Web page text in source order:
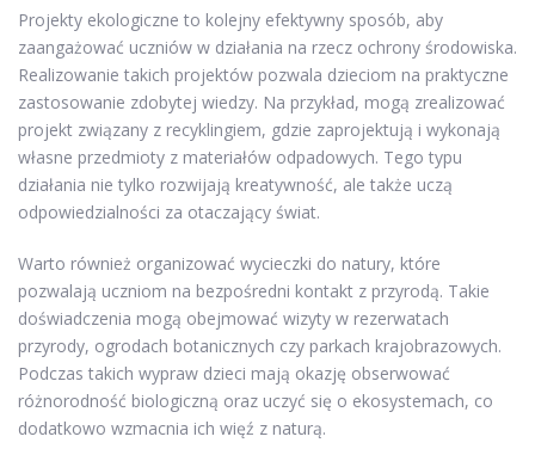
Projekty ekologiczne to kolejny efektywny sposób, aby
zaangażować uczniów w działania na rzecz ochrony środowiska.
Realizowanie takich projektów pozwala dzieciom na praktyczne
zastosowanie zdobytej wiedzy. Na przykład, mogą zrealizować
projekt związany z recyklingiem, gdzie zaprojektują i wykonają
własne przedmioty z materiałów odpadowych. Tego typu
działania nie tylko rozwijają kreatywność, ale także uczą
odpowiedzialności za otaczający świat.
Warto również organizować wycieczki do natury, które
pozwalają uczniom na bezpośredni kontakt z przyrodą. Takie
doświadczenia mogą obejmować wizyty w rezerwatach
przyrody, ogrodach botanicznych czy parkach krajobrazowych.
Podczas takich wypraw dzieci mają okazję obserwować
różnorodność biologiczną oraz uczyć się o ekosystemach, co
dodatkowo wzmacnia ich więź z naturą.